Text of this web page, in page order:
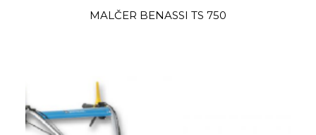
MALČER BENASSI TS 750